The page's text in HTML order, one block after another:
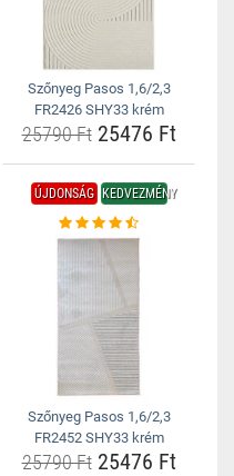
Szőnyeg Pasos 1,6/2,3
FR2426 SHY33 krém
25790 Ft25476 Ft
ÚJDONSÁG KEDVEZMÉNY
Szőnyeg Pasos 1,6/2,3
FR2452 SHY33 krém
25790 Ft25476 Ft